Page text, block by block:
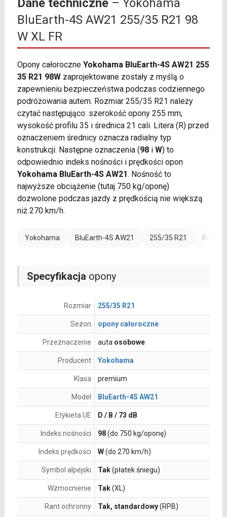
Dane techniczne– Yokohama
BluEarth-4S AW21 255/35 R21 98
W XL FR
Opony całoroczne Yokohama BluEarth-4S AW21 255
35 R21 98Wzaprojektowane zostały z myślą o
zapewnieniu bezpieczeństwa podczas codziennego
podróżowania autem. Rozmiar 255/35 R21 należy
czytać następująco: szerokość opony 255 mm,
wysokość profilu 35 i średnica 21 cali. Litera (R) przed
oznaczeniem średnicy oznacza radialny typ
konstrukcji. Następne oznaczenia (98i W) to
odpowiednio indeks nośności i prędkości opon
Yokohama BluEarth-4S AW21. Nośność to
najwyższe obciążenie (tutaj 750 kg/oponę)
dozwolone podczas jazdy z prędkością nie większą
niż 270 km/h.
Yokohama BluEarth-4S AW21 255/35 R21 Rant
Specyfikacja opony
Rozmiar 255/35 R21
Sezon opony całoroczne
Przeznaczenie auta osobowe
Producent Yokohama
Klasa premium
Model BluEarth-4S AW21
Etykieta UE D / B / 73 dB
Indeks nośności 98(do 750 kg/oponę)
Indeks prędkości W(do 270 km/h)
Symbol alpejski Tak(płatek śniegu)
Wzmocnienie Tak(XL)
Rant ochronny Tak, standardowy(RPB)